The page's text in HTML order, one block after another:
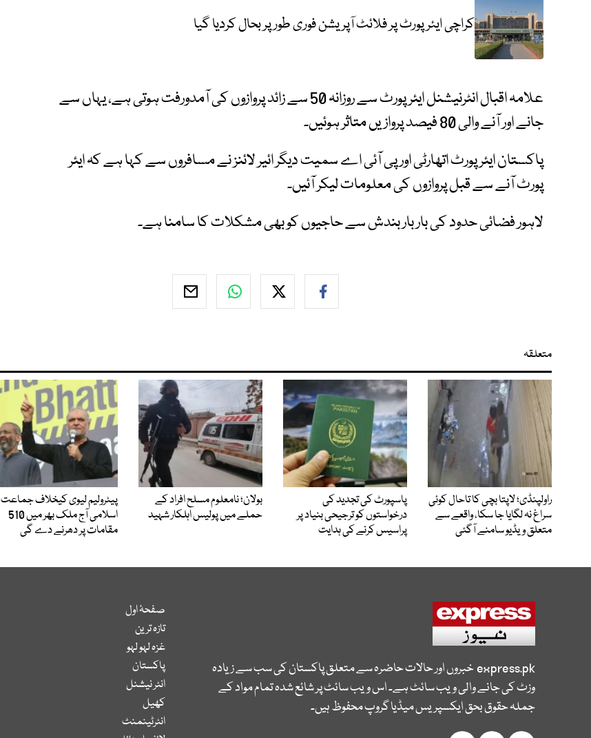
کراچی ایئر پورٹ پر فلائٹ آپریشن فوری طور پر بحال کردیا گیا
علامہ اقبال انٹرنیشنل ایئرپورٹ سے روزانہ 50 سے زائد پروازوں کی آمدورفت ہوتی ہے، یہاں سے
جانے اور آنے والی 80 فیصد پروازیں متاثر ہوئیں۔
پاکستان ایئر پورٹ اتھارٹی اور پی آئی اے سمیت دیگر ائیر لائنز نے مسافروں سے کہا ہے کہ ایئر
پورٹ آنے سے قبل پروازوں کی معلومات لیکر آئیں۔
لاہور فضائی حدود کی بار بار بندش سے حاجیوں کو بھی مشکلات کا سامنا ہے۔
متعلقہ
راولپنڈی؛ لاپتا بچی کا تاحال کوئی
سراغ نہ لگایا جا سکا، واقعے سے
متعلق ویڈیو سامنے آگئی
پاسپورٹ کی تجدید کی
درخواستوں کو ترجیحی بنیاد پر
پراسیس کرنے کی ہدایت
بولان؛ نامعلوم مسلح افراد کے
حملے میں پولیس اہلکار شہید
پیٹرولیم لیوی کیخلاف جماعت
اسلامی آج ملک بھر میں 510
مقامات پر دھرنے دے گی
express.pkخبروں اور حالات حاضرہ سے متعلق پاکستان کی سب سے زیادہ
وزٹ کی جانے والی ویب سائٹ ہے۔ اس ویب سائٹ پر شائع شدہ تمام مواد کے
جملہ حقوق بحق ایکسپریس میڈیا گروپ محفوظ ہیں۔
صفحۂ اول
تازہ ترین
غزہ لہو لہو
پاکستان
انٹر نیشنل
کھیل
انٹرٹینمنٹ